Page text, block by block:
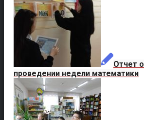
Отчет о
проведении недели математики